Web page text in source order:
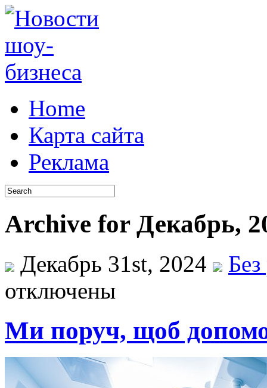
Home
Карта сайта
Реклама
Archive for Декабрь,
Декабрь 31st, 2024
отключены
Ми поруч, щоб